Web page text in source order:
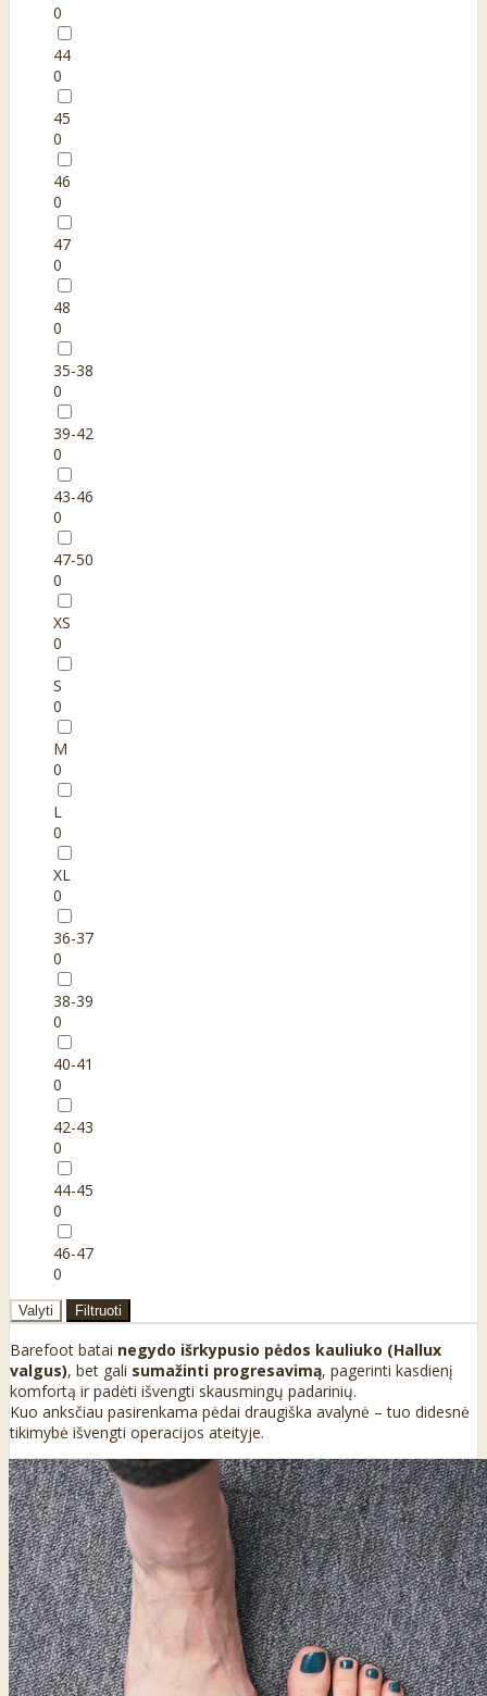
0
44
0
45
0
46
0
47
0
48
0
35-38
0
39-42
0
43-46
0
47-50
0
XS
0
S
0
M
0
L
0
XL
0
36-37
0
38-39
0
40-41
0
42-43
0
44-45
0
46-47
0
Valyti Filtruoti
Barefoot batai negydo išrkypusio pėdos kauliuko (Hallux
valgus), bet gali sumažinti progresavimą, pagerinti kasdienį
komfortą ir padėti išvengti skausmingų padarinių.
Kuo anksčiau pasirenkama pėdai draugiška avalynė – tuo didesnė
tikimybė išvengti operacijos ateityje.